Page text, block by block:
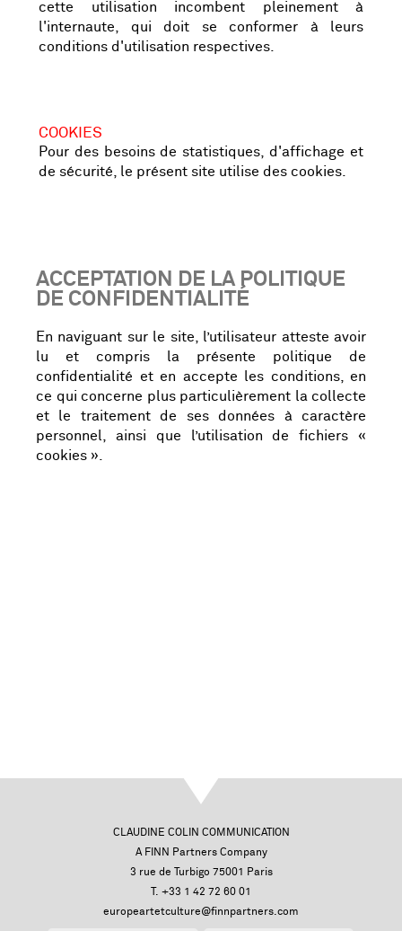
cette utilisation incombent pleinement à
l'internaute, qui doit se conformer à leurs
conditions d'utilisation respectives.
COOKIES
Pour des besoins de statistiques, d'affichage et
de sécurité, le présent site utilise des cookies.
ACCEPTATION DE LA POLITIQUE
DE CONFIDENTIALITÉ
En naviguant sur le site, l’utilisateur atteste avoir
lu et compris la présente politique de
confidentialité et en accepte les conditions, en
ce qui concerne plus particulièrement la collecte
et le traitement de ses données à caractère
personnel, ainsi que l’utilisation de fichiers «
cookies ».
CLAUDINE COLIN COMMUNICATION
A FINN Partners Company
3 rue de Turbigo 75001 Paris
T. +33 1 42 72 60 01
europeartetculture@finnpartners.com